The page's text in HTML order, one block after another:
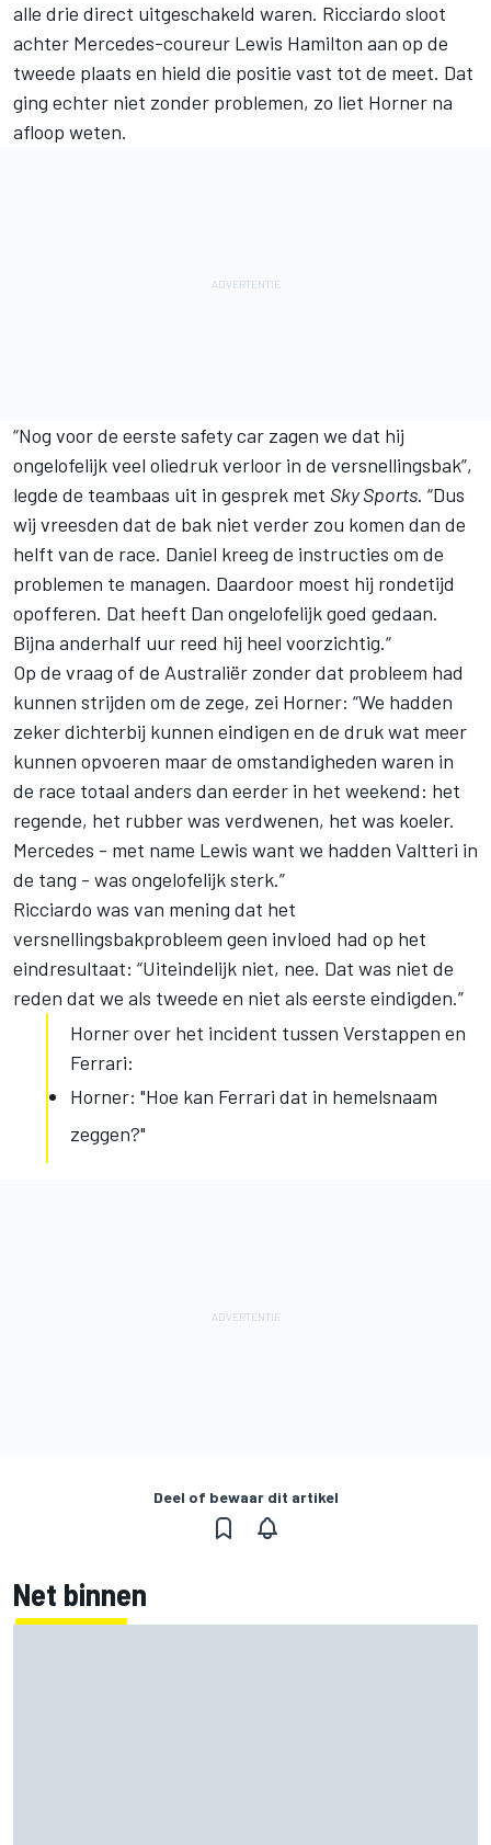
alle drie direct uitgeschakeld waren. Ricciardo sloot
achter Mercedes-coureur Lewis Hamilton aan op de
tweede plaats en hield die positie vast tot de meet. Dat
ging echter niet zonder problemen, zo liet Horner na
afloop weten.
“Nog voor de eerste safety car zagen we dat hij
ongelofelijk veel oliedruk verloor in de versnellingsbak”,
legde de teambaas uit in gesprek met Sky Sports. “Dus
wij vreesden dat de bak niet verder zou komen dan de
helft van de race. Daniel kreeg de instructies om de
problemen te managen. Daardoor moest hij rondetijd
opofferen. Dat heeft Dan ongelofelijk goed gedaan.
Bijna anderhalf uur reed hij heel voorzichtig.“
Op de vraag of de Australiër zonder dat probleem had
kunnen strijden om de zege, zei Horner: “We hadden
zeker dichterbij kunnen eindigen en de druk wat meer
kunnen opvoeren maar de omstandigheden waren in
de race totaal anders dan eerder in het weekend: het
regende, het rubber was verdwenen, het was koeler.
Mercedes - met name Lewis want we hadden Valtteri in
de tang - was ongelofelijk sterk.”
Ricciardo was van mening dat het
versnellingsbakprobleem geen invloed had op het
eindresultaat: “Uiteindelijk niet, nee. Dat was niet de
reden dat we als tweede en niet als eerste eindigden.”
Horner over het incident tussen Verstappen en
Ferrari:
Horner: "Hoe kan Ferrari dat in hemelsnaam
zeggen?"
Deel of bewaar dit artikel
Net binnen